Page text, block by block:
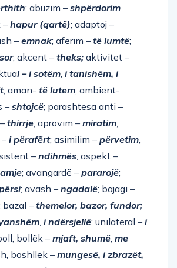
; abuzim – shpërdorim
–hapur (qartë); adaptoj –
– emnak; aferim – të lumtë;
; akcent – theks; aktivitet –
l – i sotëm i tanishëm, i
; aman- të lutem; ambient-
– shtojcë; parashtesa anti –
thirrje; aprovim – miratim;
i përafërt; asimilim – përvetim
–ndihmës; aspekt –
; avangardë – pararojë;
; avash – ngadalë; bajagi –
bazal – themelor, bazor, fundor;
i ndërsjellë; unilateral – i
bollëk – mjaft, shumë me
boshllëk –mungesë, i zbrazët,